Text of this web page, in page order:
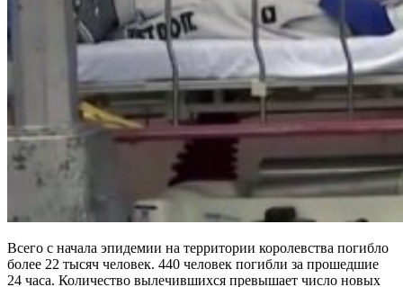
Всего с начала эпидемии на территории королевства погибло
более 22 тысяч человек. 440 человек погибли за прошедшие
24 часа. Количество вылечившихся превышает число новых